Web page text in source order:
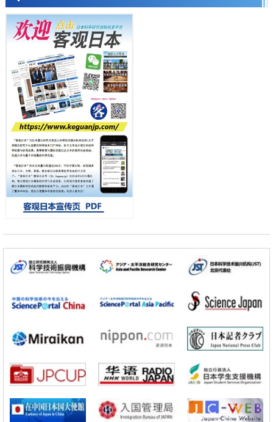
科学研究
产总研无需石油利用松脂制备石墨前驱体，可作为电池电极材料
科学研究
东京大学和海上保安厅等发现南海海槽沿线板块边界锁定状态存在区域
差异
政策
日本第2次医疗研究开发调整费，根据一线实际情况和需求分配99.3亿
日元
科学研究
千叶大学鉴定出导致难治性疾病“肺高血压症”恶化的蛋白质“MYL9/12”，
会引发血管结构恶化
科学研究
京都大学高效生成光的构成单元“光子”，可应用于量子计算机
科学研究
开发出300亿年仅误差1秒的光晶格钟，构建网络将其打造为下一代社会
基础设施
经济・社会
大阪大学开发出膜脂质可视化工具，使脂质探针的高效开发成为可能
科学研究
带大量基因的人工细胞
政策
科学研究
京都大学高效生成光的构成单元“光子”，可应用于量子计算机
科学研究
开发出300亿年仅误差1秒的光晶格钟，构建网络将其打造为下一代社会
经济・社会
日本成立“以人为本AI联盟”——力争借助AI拓展社会公众创造力，依托
日本科学未来馆 科学交
流员
小岩井忠道 泷川 进